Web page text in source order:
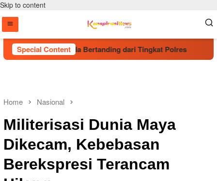
Skip to content
Special Content
Talenta Muda Bertanding dari Tingkat Polres
Home Nasional
Militerisasi Dunia Maya
Dikecam, Kebebasan
Berekspresi Terancam